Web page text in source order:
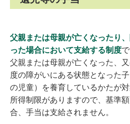
父親または母親が亡くなったり
った場合において支給する制度で
父親または母親が亡くなった、
度の障がいにある状態となった
の児童）を養育しているかたが対
所得制限がありますので、基準
合、手当は支給されません。